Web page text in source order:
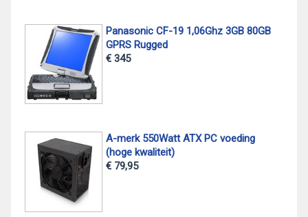
Panasonic CF-19 1,06Ghz 3GB 80GB
GPRS Rugged
€ 345
A-merk 550Watt ATX PC voeding
(hoge kwaliteit)
€ 79,95